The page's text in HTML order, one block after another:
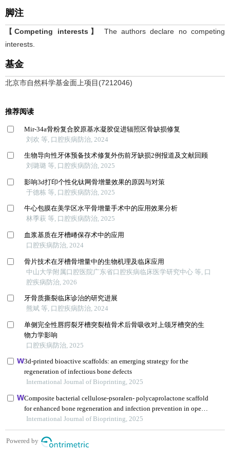
脚注
【Competing interests】
The authors declare no competing
interests.
基金
北京市自然科学基金面上项目(7212046)